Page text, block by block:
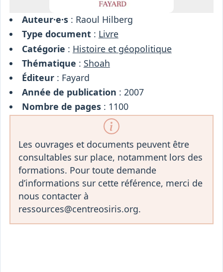
Auteur·e·s: Raoul Hilberg
Type document: Livre
Catégorie : Histoire et géopolitique
Thématique : Shoah
Éditeur: Fayard
Année de publication : 2007
Nombre de pages: 1100
Les ouvrages et documents peuvent être
consultables sur place, notamment lors des
formations. Pour toute demande
d’informations sur cette référence, merci de
nous contacter à
ressources@centreosiris.org.